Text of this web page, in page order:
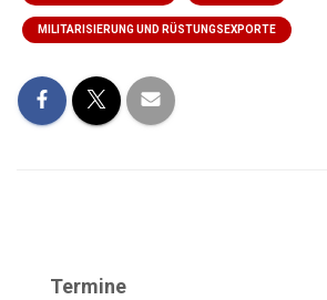
MILITARISIERUNG UND RÜSTUNGSEXPORTE
Termine